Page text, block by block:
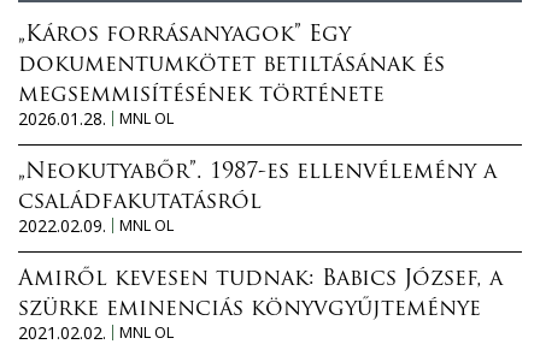
„Káros forrásanyagok” Egy
dokumentumkötet betiltásának és
megsemmisítésének története
2026.01.28.
MNL OL
„Neokutyabőr”. 1987-es ellenvélemény a
családfakutatásról
2022.02.09.
MNL OL
Amiről kevesen tudnak: Babics József, a
szürke eminenciás könyvgyűjteménye
2021.02.02.
MNL OL